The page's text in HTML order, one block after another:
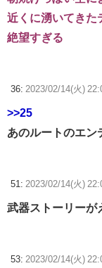
近くに湧いてきた
絶望すぎる
36: 2023/02/14(火)
>>25
あのルートのエン
51: 2023/02/14(火)
武器ストーリーが
53: 2023/02/14(火)